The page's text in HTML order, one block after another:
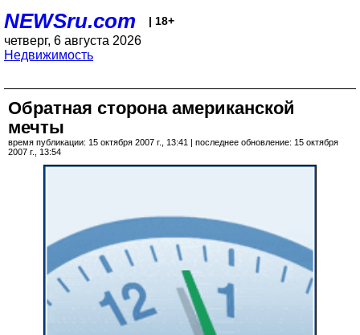
NEWSru.com | 18+
четверг, 6 августа 2026
Недвижимость
Обратная сторона американской
мечты
время публикации: 15 октября 2007 г., 13:41 | последнее обновление: 15 октября
2007 г., 13:54